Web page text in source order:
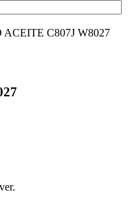
ACEITE C807J W8027